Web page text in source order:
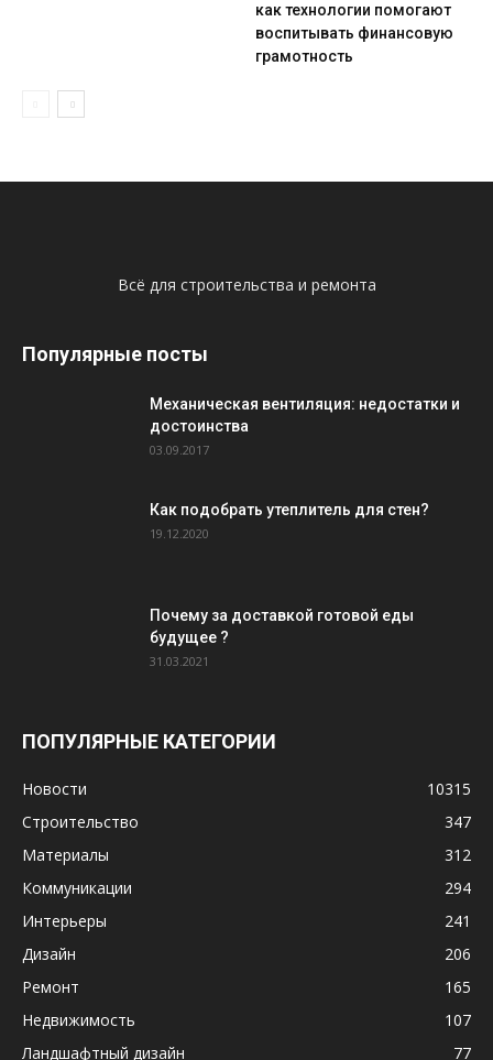
как технологии помогают
воспитывать финансовую
грамотность
Всё для строительства и ремонта
Популярные посты
Механическая вентиляция: недостатки и
достоинства
03.09.2017
Как подобрать утеплитель для стен?
19.12.2020
Почему за доставкой готовой еды
будущее ?
31.03.2021
ПОПУЛЯРНЫЕ КАТЕГОРИИ
Новости
10315
Строительство
347
Материалы
312
Коммуникации
294
Интерьеры
241
Дизайн
206
Ремонт
165
Недвижимость
107
Ландшафтный дизайн
77